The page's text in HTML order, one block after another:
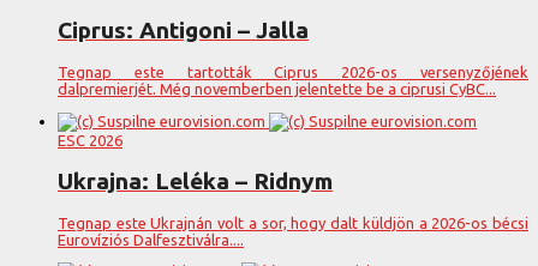
Ciprus: Antigoni – Jalla
Tegnap este tartották Ciprus 2026-os versenyzőjének
dalpremierjét. Még novemberben jelentette be a ciprusi CyBC...
ESC 2026
Ukrajna: Leléka – Ridnym
Tegnap este Ukrajnán volt a sor, hogy dalt küldjön a 2026-os bécsi
Eurovíziós Dalfesztiválra....